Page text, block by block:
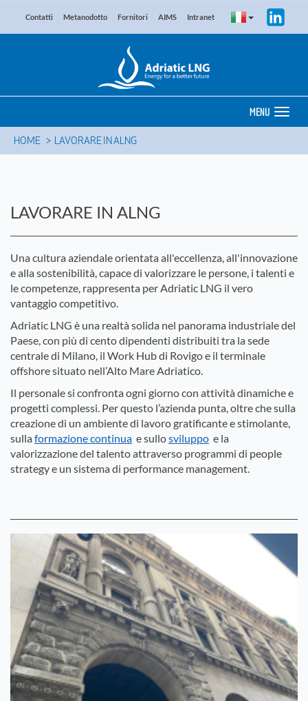
Contatti Metanodotto Fornitori AIMS Intranet
MENU
HOME LAVORARE IN ALNG
LAVORARE IN ALNG
Una cultura aziendale orientata all'eccellenza, all'innovazione
e alla sostenibilità, capace di valorizzare le persone, i talenti e
le competenze, rappresenta per Adriatic LNG il vero
vantaggio competitivo.
Adriatic LNG è una realtà solida nel panorama industriale del
Paese, con più di cento dipendenti distribuiti tra la sede
centrale di Milano, il Work Hub di Rovigo e il terminale
offshore situato nell’Alto Mare Adriatico.
Il personale si confronta ogni giorno con attività dinamiche e
progetti complessi. Per questo l’azienda punta, oltre che sulla
creazione di un ambiente di lavoro gratificante e stimolante,
sullaformazione continua e sullosviluppo e la
valorizzazione del talento attraverso programmi di people
strategy e un sistema di performance management.